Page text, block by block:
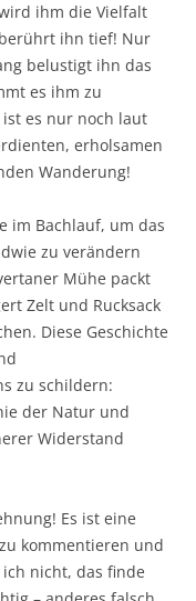
ihm die Vielfalt
ihn tief! Nur
belustigt ihn das
es ihm zu
es nur noch laut
erholsamen
Wanderung!
im Bachlauf, um das
zu verändern
Mühe packt
Zelt und Rucksack
Diese Geschichte
zu schildern:
der Natur und
Widerstand
Es ist eine
kommentieren und
nicht, das finde